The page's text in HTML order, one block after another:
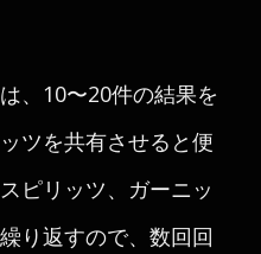
、10〜20件の結果を
ツを共有させると便
ピリッツ、ガーニッ
り返すので、数回回